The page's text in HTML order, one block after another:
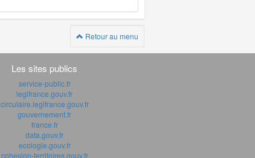
Retour au menu
Les sites publics
service-public.fr
legifrance.gouv.fr
circulaire.legifrance.gouv.fr
gouvernement.fr
france.fr
data.gouv.fr
ecologie.gouv.fr
cohesion-territoires.gouv.fr